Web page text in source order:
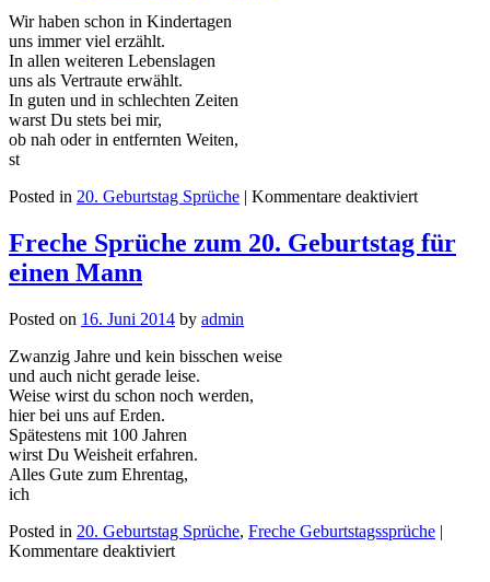
Wir haben schon in Kindertagen
uns immer viel erzählt.
In allen weiteren Lebenslagen
uns als Vertraute erwählt.
In guten und in schlechten Zeiten
warst Du stets bei mir,
ob nah oder in entfernten Weiten,
st
Posted in 20. Geburtstag Sprüche Kommentare deaktiviert
Freche Sprüche zum 20. Geburtstag für
einen Mann
Posted on 16. Juni 2014 by admin
Zwanzig Jahre und kein bisschen weise
und auch nicht gerade leise.
Weise wirst du schon noch werden,
hier bei uns auf Erden.
Spätestens mit 100 Jahren
wirst Du Weisheit erfahren.
Alles Gute zum Ehrentag,
ich
Posted in 20. Geburtstag Sprüche, Freche Geburtstagssprüche |
Kommentare deaktiviert